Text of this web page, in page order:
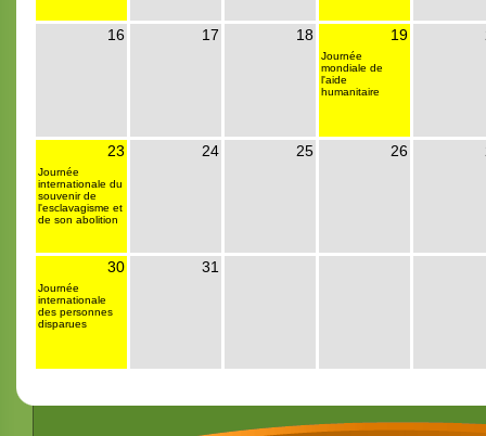
16 17 18 19
Journée
mondiale de
l'aide
humanitaire
23
Journée
internationale du
souvenir de
l'esclavagisme et
de son abolition
24 25 26
30
Journée
internationale
des personnes
disparues
31